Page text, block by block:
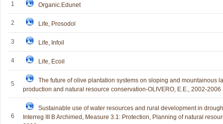
1 Organic.Edunet
2 Life, Prosodol
3 Life, Infoil
4 Life, Ecoil
5
The future of olive plantation systems on sloping and mountainous
production and natural resource conservation-OLIVERO, E.E., 2002-2006
6
Sustainable use of water resources and rural development in
Interreg III B Archimed, Measure 3.1: Protection, Planning of natural